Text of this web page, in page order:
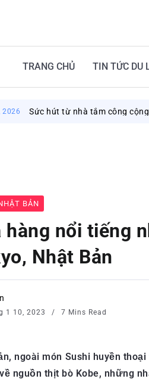
TRANG CHỦ TIN TỨC DU
từ nhà tắm công cộng Nhật Bản:
BẢN
hàng nổi tiếng
Nhật Bản
1 10, 2023 7 Mins Read
ngoài món Sushi huyền
nguồn thịt bò Kobe, những